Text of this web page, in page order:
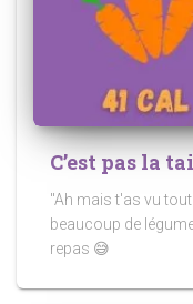
C’est pas la
"Ah mais t'as vu tout
beaucoup de
repas 😅